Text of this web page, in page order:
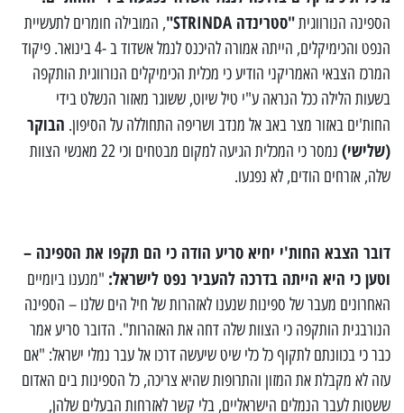
הספינה הנורווגית"סטרינדה STRINDA"
, המובילה חומרים לתעשיית
הנפט והכימיקלים, הייתה אמורה להיכנס לנמל אשדוד ב -4 בינואר. פיקוד
המרכז הצבאי האמריקני הודיע כי מכלית הכימיקלים הנורווגית הותקפה
בשעות הלילה ככל הנראה ע"י טיל שיוט, ששוגר מאזור הנשלט בידי
החות'ים באזור מצר באב אל מנדב ושריפה התחוללה על הסיפון. הבוקר
(שלישי)
נמסר כי המכלית הגיעה למקום מבטחים וכי 22 מאנשי הצוות
שלה, אזרחים הודים, לא נפגעו.
דובר הצבא החות'י יחיא סריע הודה כי הם תקפו את הספינה –
וטען כי היא הייתה בדרכה להעביר נפט לישראל: "מנענו ביומיים
האחרונים מעבר של ספינות שנענו לאזהרות של חיל הים שלנו – הספינה
הנורבגית הותקפה כי הצוות שלה דחה את האזהרות". הדובר סריע אמר
כבר כי בכוונתם לתקוף כל כלי שיט שיעשה דרכו אל עבר נמלי ישראל: "אם
עזה לא מקבלת את המזון והתרופות שהיא צריכה, כל הספינות בים האדום
ששטות לעבר הנמלים הישראליים, בלי קשר לאזרחות הבעלים שלהן,